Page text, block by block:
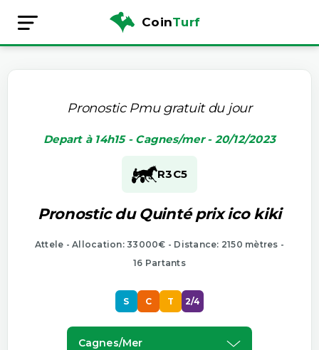
CoinTurf
Pronostic Pmu gratuit du jour
Depart à 14h15 - Cagnes/mer - 20/12/2023
R3C5
Pronostic du Quinté prix ico kiki
Attele - Allocation: 33000€ - Distance: 2150 mètres -
16 Partants
S C T 2/4
Cagnes/mer